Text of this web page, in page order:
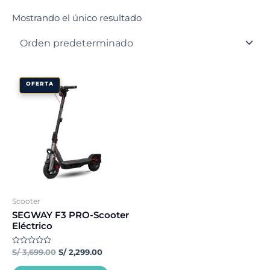
Mostrando el único resultado
OFERTA
Scooter
SEGWAY F3 PRO-Scooter
Eléctrico
Valorado
con
S/3,699.00
El
precio
original
era:
S/ 3,699.00.
S/2,299.00